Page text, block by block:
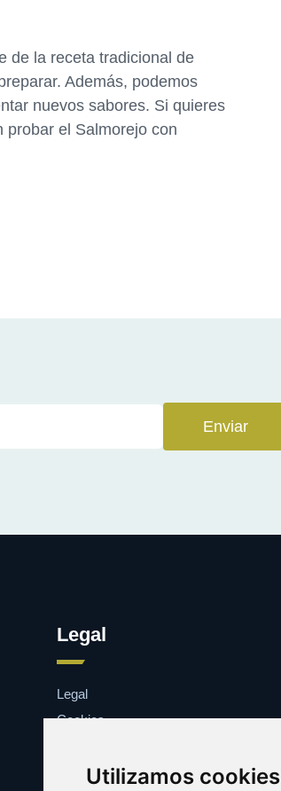
Utilizamos cookies
de la receta tradicional de
Además, podemos
nuevos sabores. Si quieres
probar el Salmorejo con
Enviar
Legal
Legal
Cookies